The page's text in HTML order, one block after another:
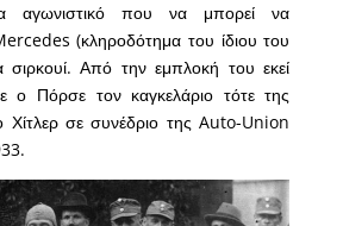
αγωνιστικό που να μπορεί να
(κληροδότημα του ίδιου του
Από την εμπλοκή του εκεί
ο Πόρσε τον καγκελάριο τότε της
Χίτλερ σε συνέδριο της Auto-Union